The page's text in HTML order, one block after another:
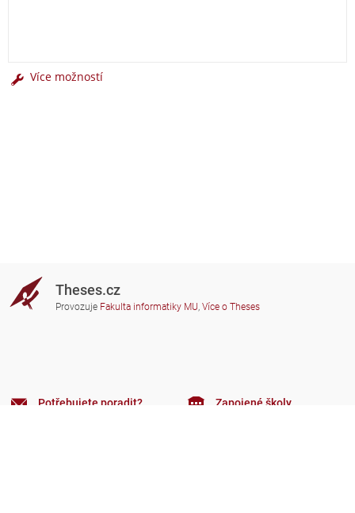
Více možností
Theses.cz
Provozuje Fakulta informatiky MU, Více o Theses
Potřebujete poradit? Zapojené školy